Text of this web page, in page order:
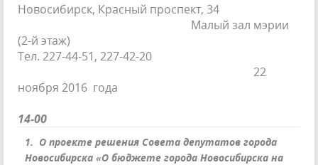
Новосибирск, Красный проспект, 34
Малый зал мэрии
(2-й этаж)
Тел. 227-44-51, 227-42-20
22
ноября 2016 года
14-00
1. О проекте решения Совета депутатов города
Новосибирска «О бюджете города Новосибирска на